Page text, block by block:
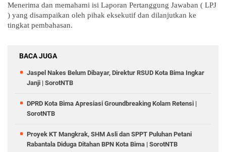
Menerima dan memahami isi Laporan Pertanggung Jawaban ( LPJ
) yang disampaikan oleh pihak eksekutif dan dilanjutkan ke
tingkat pembahasan.
BACA JUGA
Jaspel Nakes Belum Dibayar, Direktur RSUD Kota Bima Ingkar
Janji | SorotNTB
DPRD Kota Bima Apresiasi Groundbreaking Kolam Retensi |
SorotNTB
Proyek KT Mangkrak, SHM Asli dan SPPT Puluhan Petani
Rabantala Diduga Ditahan BPN Kota Bima | SorotNTB